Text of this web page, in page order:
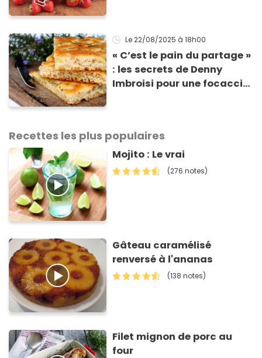
Le 22/08/2025 à 18h00
« C’est le pain du partage »
: les secrets de Denny
Imbroisi pour une focaccia
Recettes les plus populaires
Mojito : Le vrai
(276 notes)
Gâteau caramélisé
renversé à l'ananas
(138 notes)
Filet mignon de porc au
four